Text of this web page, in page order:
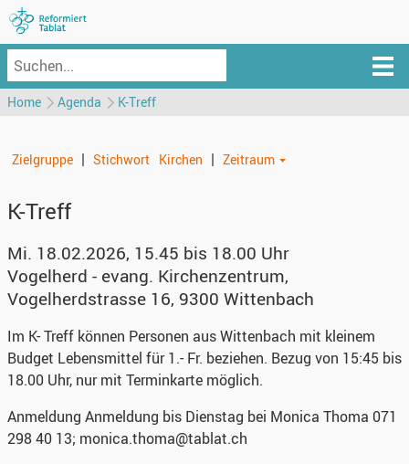
Home Agenda K-Treff
Zielgruppe | Stichwort Kirchen | Zeitraum
K-Treff
Mi. 18.02.2026, 15.45 bis 18.00 Uhr
Vogelherd - evang. Kirchenzentrum,
Vogelherdstrasse 16, 9300 Wittenbach
Im K- Treff können Personen aus Wittenbach mit kleinem
Budget Lebensmittel für 1.- Fr. beziehen. Bezug von 15:45 bis
18.00 Uhr, nur mit Terminkarte möglich.
Anmeldung Anmeldung bis Dienstag bei Monica Thoma 071
298 40 13; monica.thoma@tablat.ch